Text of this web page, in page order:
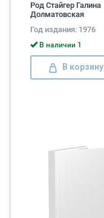
Род Стайгер Галина
Долматовская
Год издания: 1976
В наличии 1
В корзину